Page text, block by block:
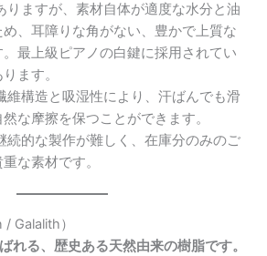
りますが、素材自体が適度な水分と油
、耳障りな角がない、豊かで上質な
。最上級ピアノの白鍵に採用されてい
ます。
維構造と吸湿性により、汗ばんでも滑
な摩擦を保つことができます。
続的な製作が難しく、在庫分のみのご
な素材です。
Galalith）
れる、歴史ある天然由来の樹脂です。